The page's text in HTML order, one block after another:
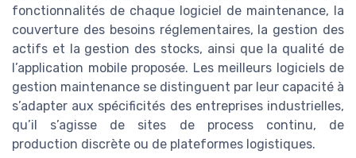
fonctionnalités de chaque logiciel de maintenance, la
couverture des besoins réglementaires, la gestion des
actifs et la gestion des stocks, ainsi que la qualité de
l’application mobile proposée. Les meilleurs logiciels de
gestion maintenance se distinguent par leur capacité à
s’adapter aux spécificités des entreprises industrielles,
qu’il s’agisse de sites de process continu, de
production discrète ou de plateformes logistiques.